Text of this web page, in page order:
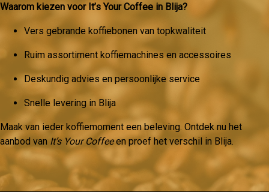
Waarom kiezen voor It’s Your Coffee in Blija?
Vers gebrande koffiebonen van topkwaliteit
Ruim assortiment koffiemachines en accessoires
Deskundig advies en persoonlijke service
Snelle levering in Blija
Maak van ieder koffiemoment een beleving. Ontdek nu het
aanbod van It’s Your Coffeeen proef het verschil in Blija.